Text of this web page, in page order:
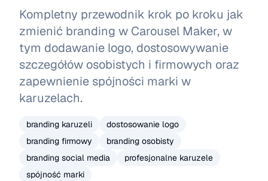
Kompletny przewodnik krok po kroku jak
zmienić branding w Carousel Maker, w
tym dodawanie logo, dostosowywanie
szczegółów osobistych i firmowych oraz
zapewnienie spójności marki w
karuzelach.
branding karuzeli
dostosowanie logo
branding firmowy
branding osobisty
branding social media
profesjonalne karuzele
spójność marki